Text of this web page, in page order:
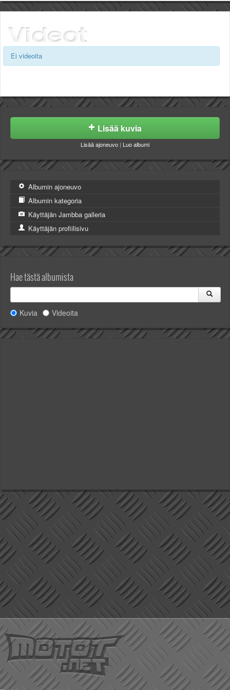
Valitse paikkakunta
Tampereen sää
Turun sää
Oulun sää
Kuopion sää
VIP-jäsenyys
Mainostus
Kevytversio
Ei videoita
Lisää kuvia
Lisää ajoneuvo | Luo albumi
Albumin ajoneuvo
Albumin kategoria
Käyttäjän Jambba galleria
Käyttäjän profiilisivu
Hae tästä albumista
Kuvia Videoita